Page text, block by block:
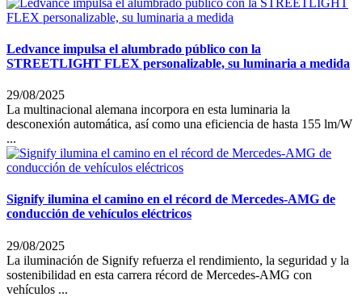
Ledvance impulsa el alumbrado público con la
STREETLIGHT FLEX personalizable, su luminaria a medida
29/08/2025
La multinacional alemana incorpora en esta luminaria la
desconexión automática, así como una eficiencia de hasta 155 lm/W
...
Signify ilumina el camino en el récord de Mercedes-AMG de
conducción de vehículos eléctricos
29/08/2025
La iluminación de Signify refuerza el rendimiento, la seguridad y la
sostenibilidad en esta carrera récord de Mercedes-AMG con
vehículos ...